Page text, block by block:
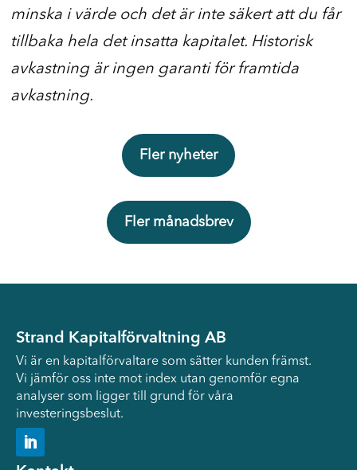
minska i värde och det är inte säkert att du får
tillbaka hela det insatta kapitalet. Historisk
avkastning är ingen garanti för framtida
avkastning.
Fler nyheter
Fler månadsbrev
Strand Kapitalförvaltning AB
Vi är en kapitalförvaltare som sätter kunden främst.
Vi jämför oss inte mot index utan genomför egna
analyser som ligger till grund för våra
investeringsbeslut.